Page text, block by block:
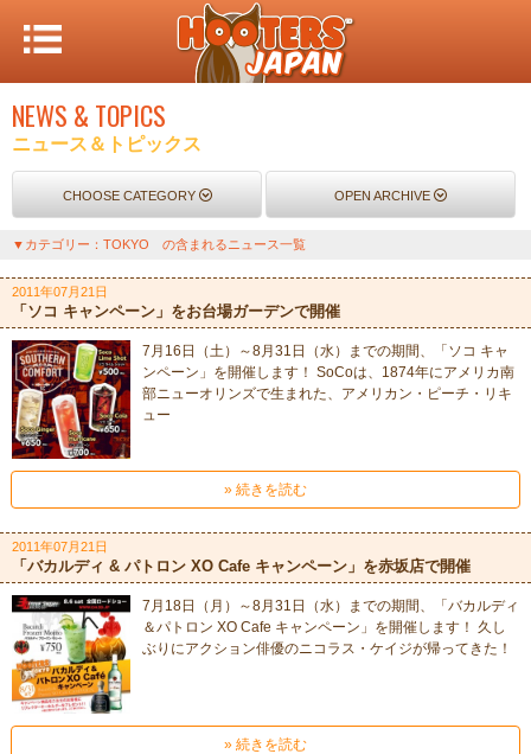
NEWS & TOPICS
ニュース＆トピックス
CHOOSE CATEGORY OPEN ARCHIVE
▼カテゴリー：TOKYO の含まれるニュース一覧
2011年07月21日
「ソコ キャンペーン」をお台場ガーデンで開催
7月16日（土）～8月31日（水）までの期間、「ソコ キャ
ンペーン」を開催します！ SoCoは、1874年にアメリカ南
部ニューオリンズで生まれた、アメリカン・ピーチ・リキ
ュー
» 続きを読む
2011年07月21日
「バカルディ & パトロン XO Cafe キャンペーン」を赤坂店で開催
7月18日（月）～8月31日（水）までの期間、「バカルディ
＆パトロン XO Cafe キャンペーン」を開催します！ 久し
ぶりにアクション俳優のニコラス・ケイジが帰ってきた！
» 続きを読む